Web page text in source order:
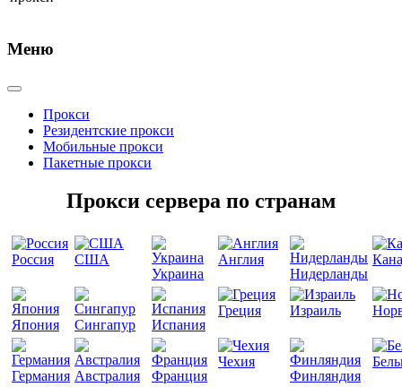
Меню
Прокси
Резидентские прокси
Мобильные прокси
Пакетные прокси
Прокси сервера по странам
Россия
США
Украина
Англия
Нидерланды
Япония Сингапур Испания
Греция Израиль
Германия Австралия Франция
Чехия
Финляндия